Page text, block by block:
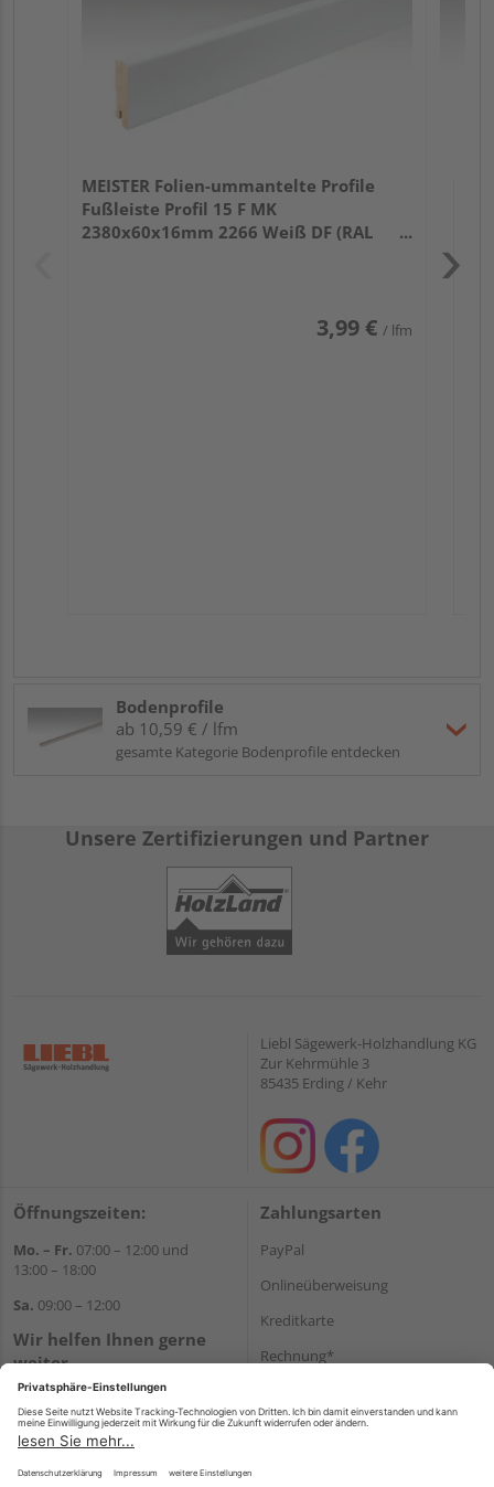
MEISTER Folien-ummantelte Profile
Fußleiste Profil 15 F MK
2380x60x16mm 2266 Weiß DF (RAL
3,99 € / lfm
Bodenprofile
ab 10,59 € / lfm
gesamte Kategorie Bodenprofile entdecken
Unsere Zertifizierungen und Partner
Liebl Sägewerk-Holzhandlung KG
Zur Kehrmühle 3
85435 Erding / Kehr
Öffnungszeiten:
Mo. – Fr. 07:00 – 12:00 und
13:00 – 18:00
Sa. 09:00 – 12:00
Wir helfen Ihnen gerne
weiter
Tel.:+49 8122 14197
E-Mail:vertrieb@holz-liebl.de
Zahlungsarten
PayPal
Onlineüberweisung
Kreditkarte
Rechnung*
Versand